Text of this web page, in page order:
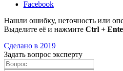
Facebook
Нашли ошибку, неточность или
Выделите её и нажмите Ctrl +
Сделано в 2019
Задать вопрос эксперту